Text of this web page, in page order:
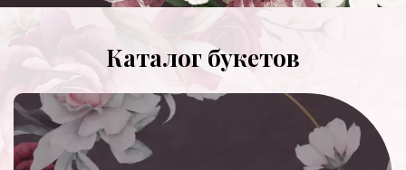
Каталог букетов